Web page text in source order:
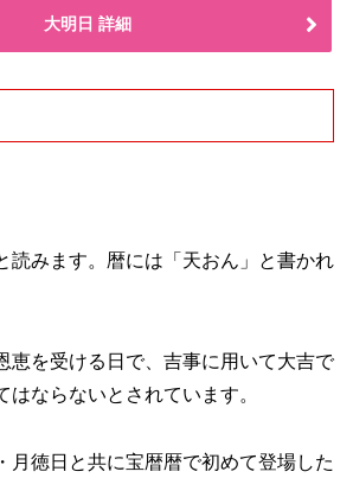
大明日 詳細
読みます。暦には「天おん」と書かれ
恵を受ける日で、吉事に用いて大吉で
はならないとされています。
月徳日と共に宝暦暦で初めて登場した